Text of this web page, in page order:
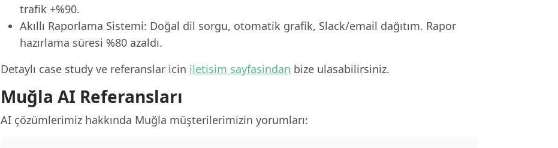
trafik +%90.
Akıllı Raporlama Sistemi: Doğal dil sorgu, otomatik grafik, Slack/email dağıtım. Rapor
hazırlama süresi %80 azaldı.
Detaylı case study ve referanslar icin iletisim sayfasindan bize ulasabilirsiniz.
Muğla AI Referansları
AI çözümlerimiz hakkında Muğla müşterilerimizin yorumları: